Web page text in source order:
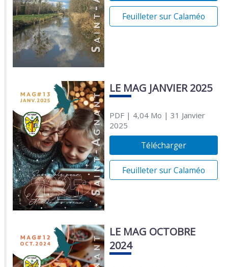
Feuilleter sur Calaméo
LE MAG JANVIER 2025
PDF| 4,04 Mo | 31 Janvier
2025
Télécharger
Feuilleter sur Calaméo
LE MAG OCTOBRE
2024